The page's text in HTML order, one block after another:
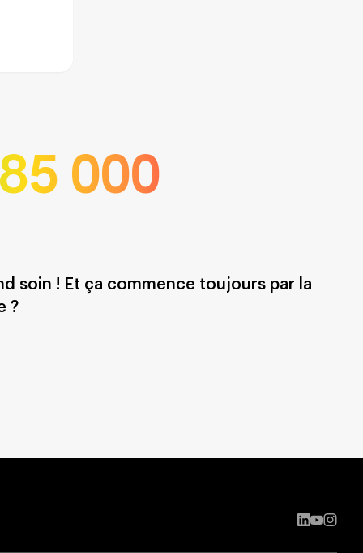
000
soin ! Et ça commence toujours par la
?
LinkedIn